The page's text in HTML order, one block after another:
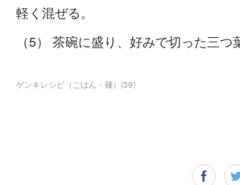
軽く混ぜる。
（5） 茶碗に盛り、好みで切った三つ
ゲンキレシピ（ごはん・麺） (39)